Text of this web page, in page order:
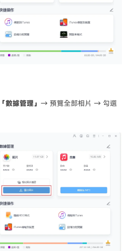
「數據管理」 → 預覽全部相片 → 勾選